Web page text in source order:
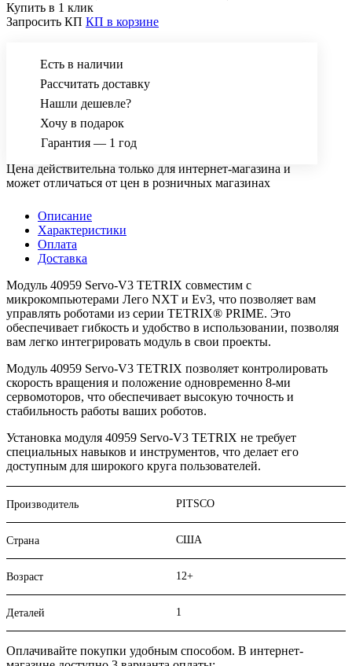
Купить в 1 клик
Запросить КП КП в корзине
Есть в наличии
Рассчитать доставку
Нашли дешевле?
Хочу в подарок
Гарантия — 1 год
Цена действительна только для интернет-магазина и
может отличаться от цен в розничных магазинах
Описание
Характеристики
Оплата
Доставка
Модуль 40959 Servo-V3 TETRIX совместим с
микрокомпьютерами Лего NXT и Ev3, что позволяет вам
управлять роботами из серии TETRIX® PRIME. Это
обеспечивает гибкость и удобство в использовании, позволяя
вам легко интегрировать модуль в свои проекты.
Модуль 40959 Servo-V3 TETRIX позволяет контролировать
скорость вращения и положение одновременно 8-ми
сервомоторов, что обеспечивает высокую точность и
стабильность работы ваших роботов.
Установка модуля 40959 Servo-V3 TETRIX не требует
специальных навыков и инструментов, что делает его
доступным для широкого круга пользователей.
Производитель PITSCO
Страна США
Возраст 12+
Деталей 1
Оплачивайте покупки удобным способом. В интернет-